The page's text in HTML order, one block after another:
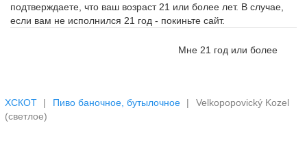
подтверждаете, что ваш возраст 21 или более лет. В случае,
если вам не исполнился 21 год - покиньте сайт.
Мне 21 год или более
ХСКОТ Пиво баночное, бутылочное
Velkopopovický Kozel
(светлое)